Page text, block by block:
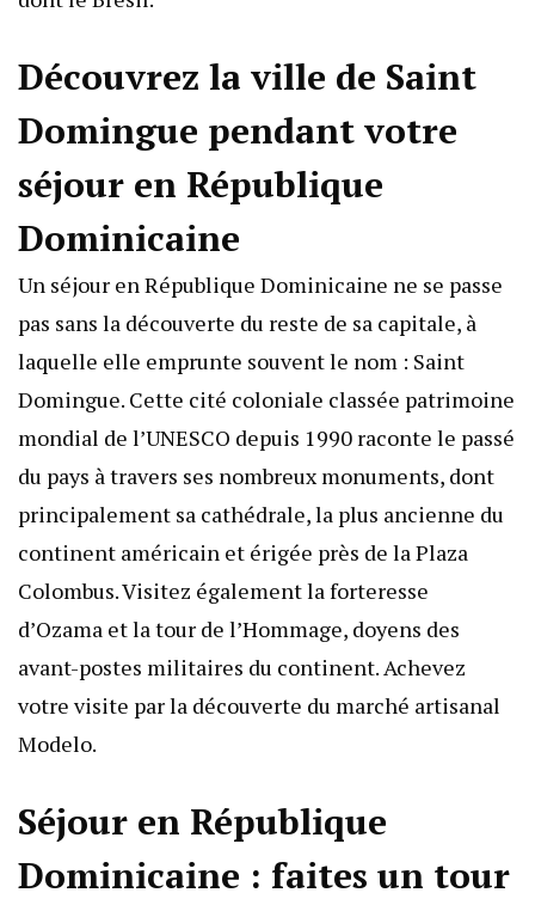
Découvrez la ville de Saint
Domingue pendant votre
séjour en République
Dominicaine
Un séjour en République Dominicaine ne se passe
pas sans la découverte du reste de sa capitale, à
laquelle elle emprunte souvent le nom : Saint
Domingue. Cette cité coloniale classée patrimoine
mondial de l’UNESCO depuis 1990 raconte le passé
du pays à travers ses nombreux monuments, dont
principalement sa cathédrale, la plus ancienne du
continent américain et érigée près de la Plaza
Colombus. Visitez également la forteresse
d’Ozama et la tour de l’Hommage, doyens des
avant-postes militaires du continent. Achevez
votre visite par la découverte du marché artisanal
Modelo.
Séjour en République
Dominicaine : faites un tour